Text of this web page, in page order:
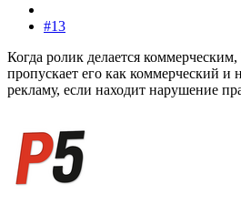
#13
Когда ролик делается
пропускает его как коммерческий и
рекламу, если находит нарушение